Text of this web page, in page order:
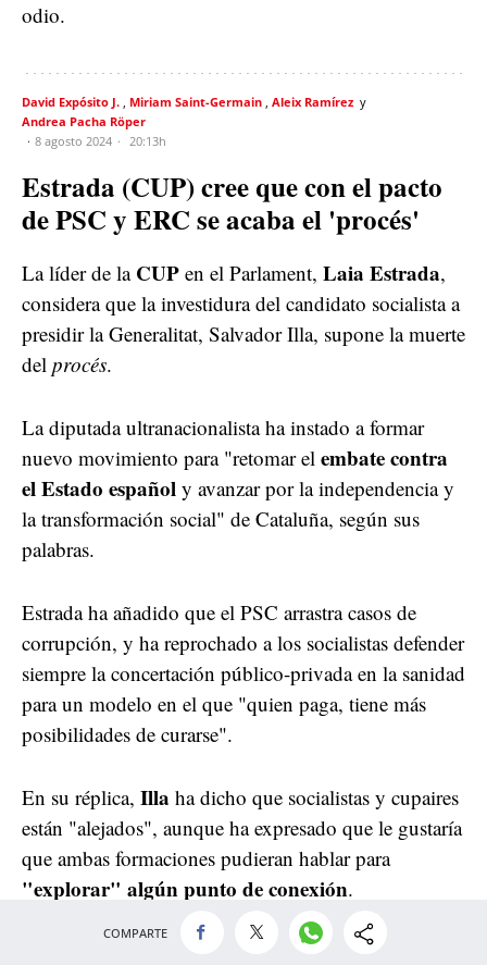
odio.
David Expósito J. Miriam Saint-Germain Aleix Ramírez
Andrea Pacha Röper
8 agosto 2024
20:13h
Estrada (CUP) cree que con el pacto
de PSC y ERC se acaba el 'procés'
La líder de la CUP en el Parlament, Laia Estrada,
considera que la investidura del candidato socialista a
presidir la Generalitat, Salvador Illa, supone la muerte
del procés.
La diputada ultranacionalista ha instado a formar
nuevo movimiento para "retomar el embate contra
el Estado español y avanzar por la independencia y
la transformación social" de Cataluña, según sus
palabras.
Estrada ha añadido que el PSC arrastra casos de
corrupción, y ha reprochado a los socialistas defender
siempre la concertación público-privada en la sanidad
para un modelo en el que "quien paga, tiene más
posibilidades de curarse".
En su réplica, Illa ha dicho que socialistas y cupaires
están "alejados", aunque ha expresado que le gustaría
que ambas formaciones pudieran hablar para
"explorar" algún punto de conexión.
COMPARTE